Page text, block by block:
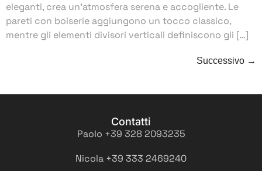
eleganti, crea un’atmosfera serena e accogliente. Le
pareti con boiserie aggiungono un tocco classico,
mentre gli elementi divisori verticali definiscono gli […]
Successivo →
Contatti
Paolo +39 328 2093235
Nicola +39 333 2469240